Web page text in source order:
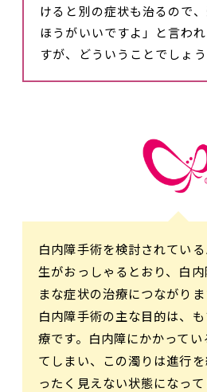
けると別の症状も治るので
ほうがいいですよ」と言わ
すが、どういうことでしょう
白内障手術を検討されてい
生がおっしゃるとおり、白
まな症状の治療につながりま
白内障手術の主な目的は、
療です。白内障にかかって
てしまい、この濁りは進行
ったく見えない状態になっ